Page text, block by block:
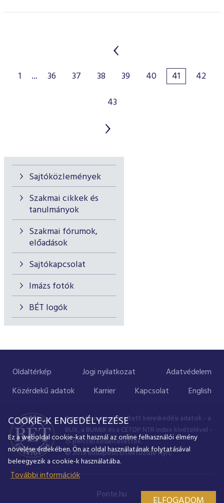
Sajtóközlemények
Szakmai cikkek és
tanulmányok
Szakmai fórumok,
előadások
Sajtókapcsolat
Imázs fotók
BÉT logók
1 ... 36 37 38 39 40 41
42
43
Oldaltérkép Jogi nyilatkozat
Adatvédelem
Közérdekű adatok
Karrier Kapcsolat English
A portálon megjelenített kereskedési adatok - a
BUX, a BUMIX és a CETOP NTR index kivételével -
15 perccel késleltetettek.
© 2019 Budapesti Értéktőzsde Nyrt.
Ponte.hu
COOKIE-K ENGEDÉLYEZÉSE
Ez a weboldal cookie-kat használ az online felhasználói élmény
növelése érdekében. Ön az oldal használatának folytatásával
beleegyezik a cookie-k használatába.
További információk